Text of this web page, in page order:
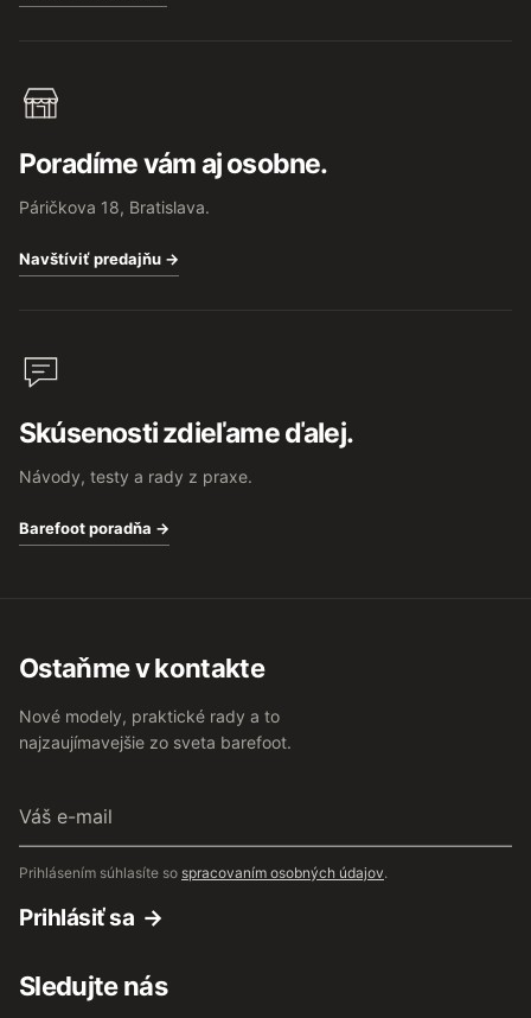
Poradíme vám aj osobne.
Páričkova 18, Bratislava.
Navštíviť predajňu →
Skúsenosti zdieľame ďalej.
Návody, testy a rady z praxe.
Barefoot poradňa →
Ostaňme v kontakte
Nové modely, praktické rady a to
najzaujímavejšie zo sveta barefoot.
e-
mail
Prihlásením súhlasíte so spracovaním osobných údajov.
Prihlásiť sa
Sledujte nás